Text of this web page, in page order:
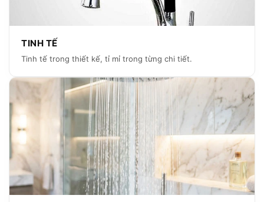
TINH TẾ
Tinh tế trong thiết kế, tỉ mỉ trong từng chi tiết.